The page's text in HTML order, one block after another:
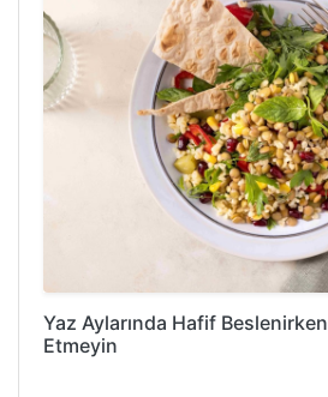
Yaz Aylarında Hafif
Etmeyin